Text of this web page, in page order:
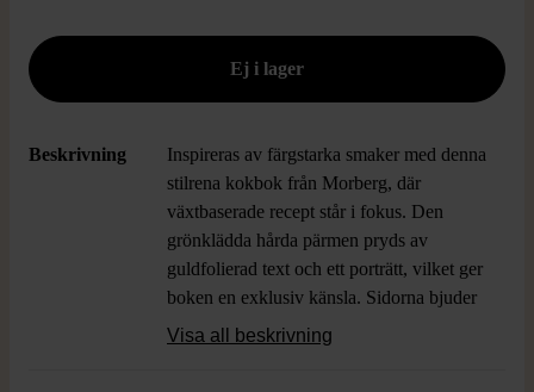
Beskrivning
Inspireras av färgstarka smaker med denna
stilrena kokbok från Morberg, där
växtbaserade recept står i fokus. Den
grönklädda hårda pärmen pryds av
guldfolierad text och ett porträtt, vilket ger
boken en exklusiv känsla. Sidorna bjuder
på vackra matbilder och lättlästa recept
Visa all beskrivning